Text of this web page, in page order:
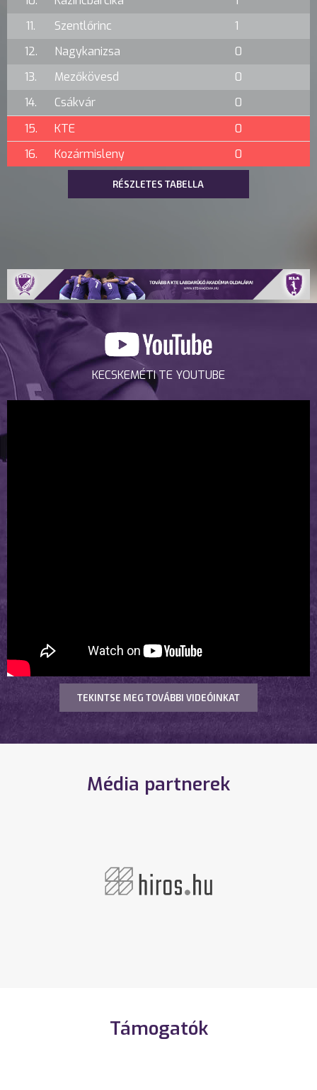
11.
Szentlőrinc
1
12.
Nagykanizsa
0
13.
Mezőkövesd
0
14.
Csákvár
0
15.
KTE
0
16.
Kozármisleny 0
RÉSZLETES TABELLA
KECSKEMÉTI TE YOUTUBE
TEKINTSE MEG TOVÁBBI VIDEÓINKAT
Média partnerek
Támogatók